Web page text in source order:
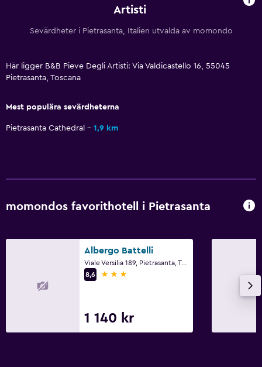
Gratis parkering
Pool
Inomhuspool
Utomhuspool
Cykeluthyrning
Familjevänligt
Barnsängar tillgängliga
Lekplats
Artisti
Sevärdheter i Pietrasanta, Italien utvalda av momondo
Här ligger B&B Pieve Degli Artisti: Via Valdicastello 16, 55045
Pietrasanta, Toscana
Mest populära sevärdheterna
Pietrasanta Cathedral 1,9 km
momondos favorithotell i Pietrasanta
Albergo Battelli
Viale Versilia 189, Pietrasanta, Toscana
8,6
3 stjärnor
1 140 kr